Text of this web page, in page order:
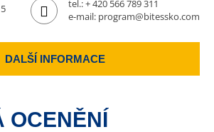
tel.:+ 420 566 789 311
e-mail: program@bitessko.com
DALŠÍ INFORMACE
OCENĚNÍ